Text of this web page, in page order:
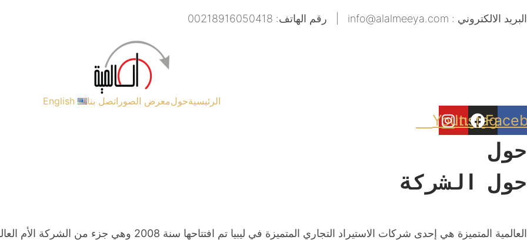
to
البريد الالكتروني : info@alalmeeya.com | رقم الهاتف: 00218916050418
الرئيسيةحولمعرض الصور اتصل بنا English
Instagram
Youtube
حول
حول الشركة
العالمية المتميزة هي إحدى شركات الاستيراد التجاري المتميزة في ليبيا تم افتتاحها سنة 2008 وهي جزء من الشركة الأم العالمية للإطارات والتي تأسست سنة 1997